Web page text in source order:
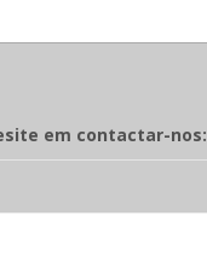
em contactar-nos: